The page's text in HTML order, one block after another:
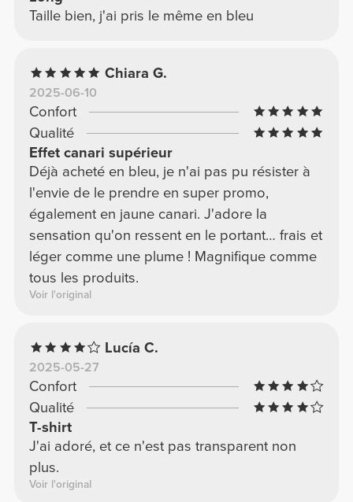
Taille bien, j'ai pris le même en bleu
Chiara G.
2025-06-10
Confort
Qualité
Effet canari supérieur
Déjà acheté en bleu, je n'ai pas pu résister à
l'envie de le prendre en super promo,
également en jaune canari. J'adore la
sensation qu'on ressent en le portant… frais et
léger comme une plume ! Magnifique comme
tous les produits.
Voir l'original
Lucía C.
2025-05-27
Confort
Qualité
T-shirt
J'ai adoré, et ce n'est pas transparent non
plus.
Voir l'original